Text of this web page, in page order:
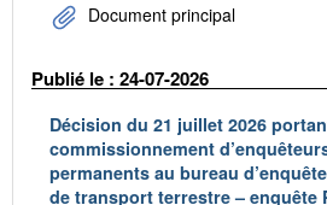
Document principal
Publié le : 24-07-2026
Décision du 21 juillet 2026
commissionnement
permanents au bureau
de transport terrestre – enquête